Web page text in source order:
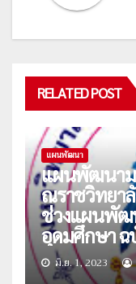
RELATED POST
แผนพัฒนา
แผนพัฒนาม
ณราชวิทยา
ช่วงแผนพัฒ
อุดมศึกษา
มิ.ย. 1, 2023